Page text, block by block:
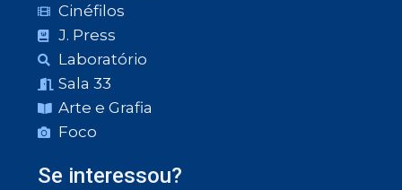
Cinéfilos
J. Press
Laboratório
Sala 33
Arte e Grafia
Foco
Se interessou?